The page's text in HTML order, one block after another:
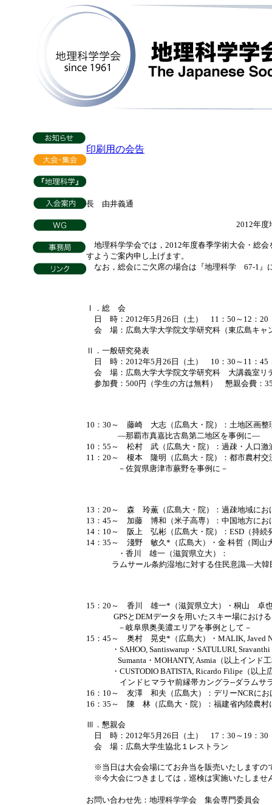
印刷用の会告
長 由井義通
2012年度地理科学学会春季学
地理科学学会では，2012年度春季学術大会・総
すようご案内申し上げます。
なお，総会にご欠席の場合は『地理科学 67-1』
Ⅰ．総 会
日 時：2012年5月26日（土） 11：50～12：20
会 場：広島大学大学院文学研究科（東広島キャ
Ⅱ．一般研究発表
日 時：2012年5月26日（土） 10：30～11：45
会 場：広島大学大学院文学研究科 大講義室リ
参加費：500円（学生の方は無料） 懇親会費：
10：30～ 藤崎 大志（広島大・院）：土地区画整
―那覇市真嘉比古島第二地区を事例に―
10：55～ 松村 武（広島大・院）：過疎・人口激
11：20～ 榎本 隆明（広島大・院）：都市農村交
－佐賀県唐津市蕨野を事例に－
13：20～ 森 玲薫（広島大・院）：過疎地域にお
13：45～ 加藤 博和（米子高専）：中国地方にお
14：10～ 阪上 弘彬（広島大・院）：ESD（持続
14：35～ 淺野 敏久*（広島大）・金 枓哲（岡
・香川 雄一（滋賀県立大）：
ラムサール条約湿地に対する住民意識―大
15：20～ 香川 雄一*（滋賀県立大）・桐山 卓也
GPSとDEMデータを用いたスキー場におけ
－岐阜県奥美濃エリアを事例として－
15：45～ 奥村 晃史*（広島大）・MALIK, Javed
・SAHOO, Santiswarup・ SATULURI,
Sumanta・MOHANTY, Asmia（以上インド
・ CUSTODIO BATISTA, Ricardo Filipe （以上
インドヒマラヤ前縁帯カングラ--ダラムサ
16：10～ 友澤 和夫（広島大）：デリーNCRにお
16：35～ 陳 林（広島大・院）：福建省内陸農村
Ⅲ．懇親会
日 時：2012年5月26日（土） 17：30～19：30
会 場：広島大学生協北１レストラン
※当日は大会会場にてお弁当を販売いたしますの
※今大会につきましては，巡検は実施いたしませ
お問い合わせ先：地理科学学会 集会専門委員会